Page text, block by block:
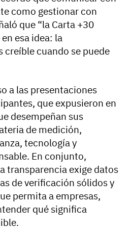
como gestionar con
que “la Carta +30
esa idea: la
creíble cuando se puede
a las presentaciones
que expusieron en
desempeñan sus
de medición,
tecnología y
En conjunto,
transparencia exige datos
de verificación sólidos y
permita a empresas,
qué significa